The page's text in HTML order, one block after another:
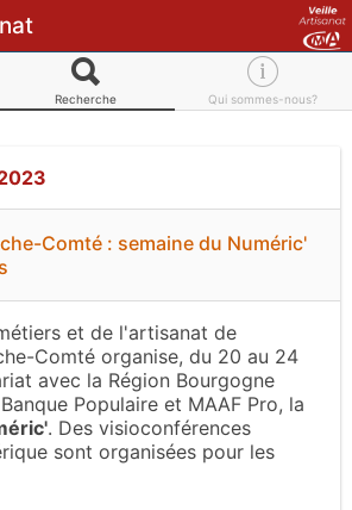
Recherche Qui sommes-nous?
Comté : semaine du Numéric'
et de l'artisanat de
Comté organise, du 20 au 24
avec la Région Bourgogne
Populaire et MAAF Pro, la
. Des visioconférences
sont organisées pour les